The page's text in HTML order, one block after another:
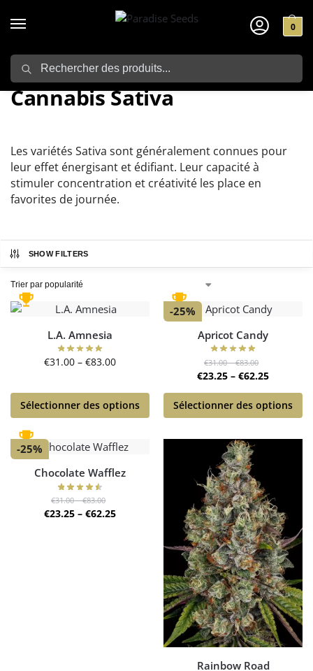
0
Home / Graines de Cannabis /
Cannabis Sativa
Les variétés Sativa sont généralement connues pour
leur effet énergisant et édifiant. Leur capacité à
stimuler concentration et créativité les place en
favorites de journée.
SHOW FILTERS
L.A. Amnesia
€31.00 – €83.00
Sélectionner des options
-25%
Apricot Candy
€31.00–€83.00
€23.25 – €62.25
Sélectionner des options
-25%
Chocolate Wafflez
€31.00–€83.00
€23.25 – €62.25
Rainbow Road